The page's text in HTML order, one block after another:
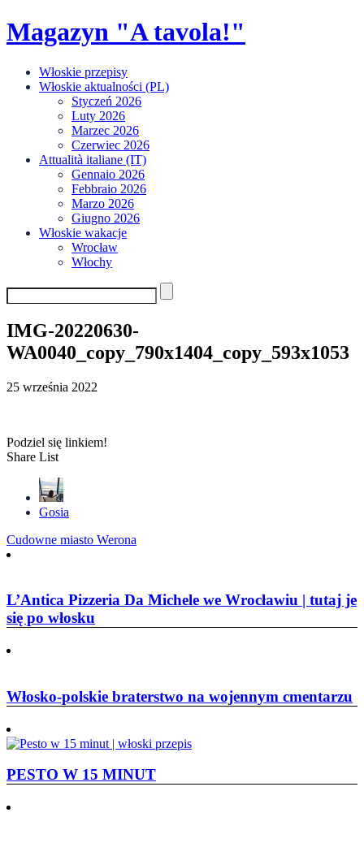
Skip
to
Magazyn "A tavola!"
Włoskie przepisy
Włoskie aktualności (PL)
Styczeń 2026
Luty 2026
Marzec 2026
Czerwiec 2026
Attualità italiane (IT)
Gennaio 2026
Febbraio 2026
Marzo 2026
Giugno 2026
Włoskie wakacje
Wrocław
Włochy
IMG-20220630-
WA0040_copy_790x1404_copy_593x1053
25 września 2022
Podziel się linkiem!
Share List
Gosia
Nawigacja
wpisu
Cudowne miasto Werona
L’Antica Pizzeria Da Michele we Wrocławiu | tutaj je
się po włosku
Włosko-polskie braterstwo na wojennym cmentarzu
PESTO W 15 MINUT